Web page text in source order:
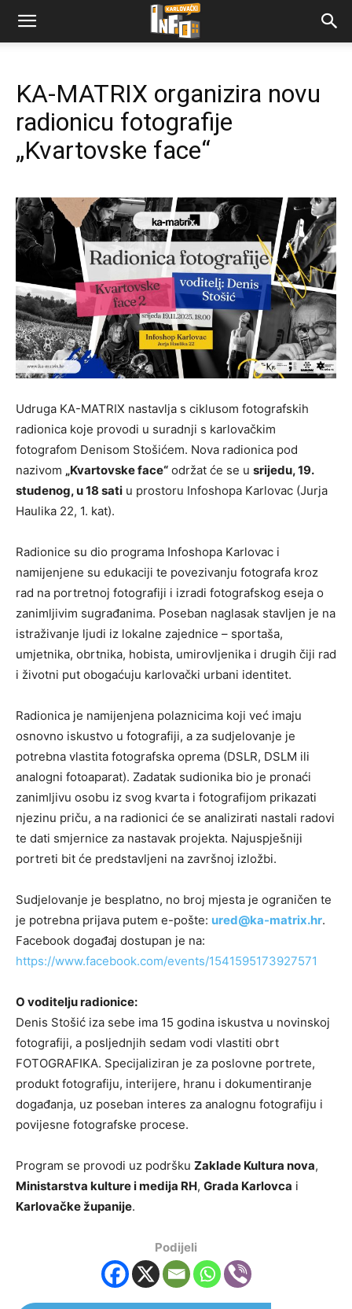
KA-MATRIX organizira novu
radionicu fotografije
„Kvartovske face“
Udruga KA-MATRIX nastavlja s ciklusom fotografskih
radionica koje provodi u suradnji s karlovačkim
fotografom Denisom Stošićem. Nova radionica pod
nazivom „Kvartovske face“ održat će se u srijedu, 19.
studenog, u 18 sati u prostoru Infoshopa Karlovac (Jurja
Haulika 22, 1. kat).
Radionice su dio programa Infoshopa Karlovac i
namijenjene su edukaciji te povezivanju fotografa kroz
rad na portretnoj fotografiji i izradi fotografskog eseja o
zanimljivim sugrađanima. Poseban naglasak stavljen je na
istraživanje ljudi iz lokalne zajednice – sportaša,
umjetnika, obrtnika, hobista, umirovljenika i drugih čiji rad
i životni put obogaćuju karlovački urbani identitet.
Radionica je namijenjena polaznicima koji već imaju
osnovno iskustvo u fotografiji, a za sudjelovanje je
potrebna vlastita fotografska oprema (DSLR, DSLM ili
analogni fotoaparat). Zadatak sudionika bio je pronaći
zanimljivu osobu iz svog kvarta i fotografijom prikazati
njezinu priču, a na radionici će se analizirati nastali radovi
te dati smjernice za nastavak projekta. Najuspješniji
portreti bit će predstavljeni na završnoj izložbi.
Sudjelovanje je besplatno, no broj mjesta je ograničen te
je potrebna prijava putem e-pošte: ured@ka-matrix.hr.
Facebook događaj dostupan je na:
https://www.facebook.com/events/1541595173927571
O voditelju radionice:
Denis Stošić iza sebe ima 15 godina iskustva u novinskoj
fotografiji, a posljednjih sedam vodi vlastiti obrt
FOTOGRAFIKA. Specijaliziran je za poslovne portrete,
produkt fotografiju, interijere, hranu i dokumentiranje
događanja, uz poseban interes za analognu fotografiju i
povijesne fotografske procese.
Program se provodi uz podršku Zaklade Kultura nova,
Ministarstva kulture i medija RH, Grada Karlovca i
Karlovačke županije.
Podijeli